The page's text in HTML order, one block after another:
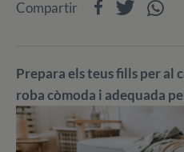
Prepara els teus fills per al
roba còmoda i adequada
Compartir